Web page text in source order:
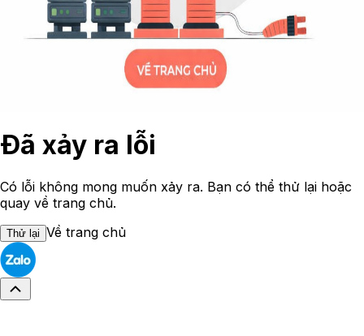
Đã xảy ra lỗi
Có lỗi không mong muốn xảy ra. Bạn có thể thử lại hoặc
quay về trang chủ.
Thử lại Về trang chủ